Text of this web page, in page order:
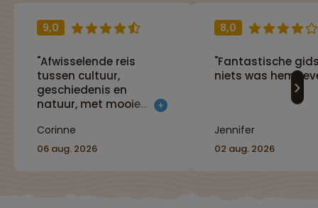
9,0
"Afwisselende reis
tussen cultuur,
geschiedenis en
natuur, met mooie
boottochten en
wijnproeverij."
Corinne
06 aug. 2026
8,0
"Fantastische
niets was hem
Jennifer
02 aug. 2026